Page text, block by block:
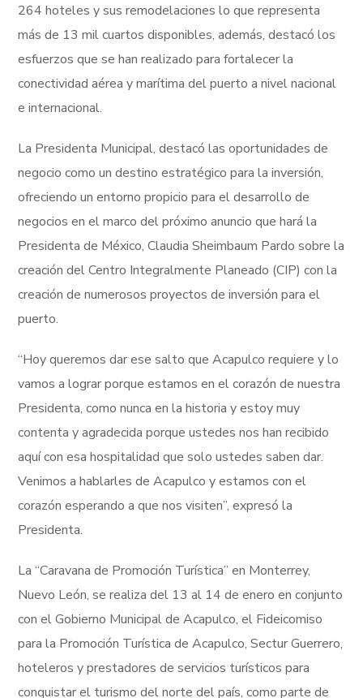
264 hoteles y sus remodelaciones lo que representa
más de 13 mil cuartos disponibles, además, destacó los
esfuerzos que se han realizado para fortalecer la
conectividad aérea y marítima del puerto a nivel nacional
e internacional.
La Presidenta Municipal, destacó las oportunidades de
negocio como un destino estratégico para la inversión,
ofreciendo un entorno propicio para el desarrollo de
negocios en el marco del próximo anuncio que hará la
Presidenta de México, Claudia Sheimbaum Pardo sobre la
creación del Centro Integralmente Planeado (CIP) con la
creación de numerosos proyectos de inversión para el
puerto.
“Hoy queremos dar ese salto que Acapulco requiere y lo
vamos a lograr porque estamos en el corazón de nuestra
Presidenta, como nunca en la historia y estoy muy
contenta y agradecida porque ustedes nos han recibido
aquí con esa hospitalidad que solo ustedes saben dar.
Venimos a hablarles de Acapulco y estamos con el
corazón esperando a que nos visiten”, expresó la
Presidenta.
La “Caravana de Promoción Turística” en Monterrey,
Nuevo León, se realiza del 13 al 14 de enero en conjunto
con el Gobierno Municipal de Acapulco, el Fideicomiso
para la Promoción Turística de Acapulco, Sectur Guerrero,
hoteleros y prestadores de servicios turísticos para
conquistar el turismo del norte del país, como parte de